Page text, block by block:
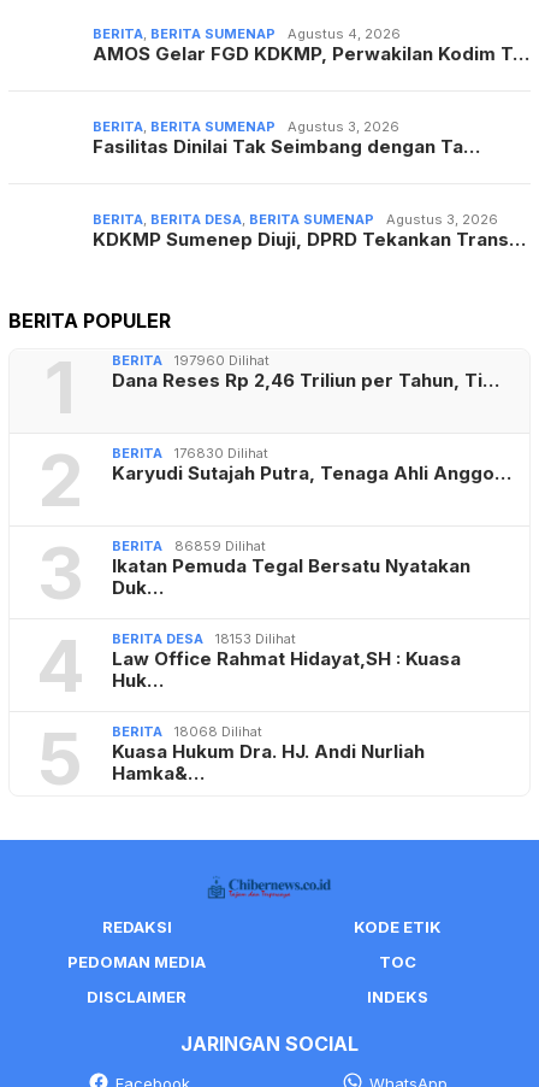
BERITA, BERITA SUMENAP Agustus 4, 2026
AMOS Gelar FGD KDKMP, Perwakilan Kodim T…
BERITA, BERITA SUMENAP Agustus 3, 2026
Fasilitas Dinilai Tak Seimbang dengan Ta…
BERITA, BERITA DESA, BERITA SUMENAP Agustus 3, 2026
KDKMP Sumenep Diuji, DPRD Tekankan Trans…
BERITA POPULER
1 BERITA 197960 Dilihat
Dana Reses Rp 2,46 Triliun per Tahun, Ti…
2 BERITA 176830 Dilihat
Karyudi Sutajah Putra, Tenaga Ahli Anggo…
3 BERITA 86859 Dilihat
Ikatan Pemuda Tegal Bersatu Nyatakan
Duk…
4 BERITA DESA 18153 Dilihat
Law Office Rahmat Hidayat,SH : Kuasa
Huk…
5 BERITA 18068 Dilihat
Kuasa Hukum Dra. HJ. Andi Nurliah
Hamka&…
REDAKSI
KODE ETIK
PEDOMAN MEDIA
TOC
DISCLAIMER
INDEKS
JARINGAN SOCIAL